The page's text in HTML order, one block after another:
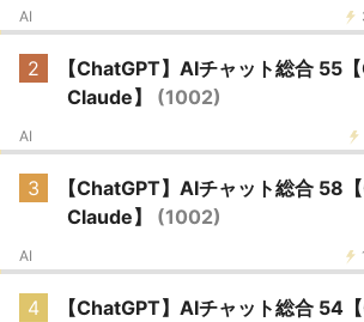
AI
2
【ChatGPT】AIチャット総合 55
Claude】 (1002)
AI
3
【ChatGPT】AIチャット総合 58
Claude】 (1002)
AI
4
【ChatGPT】AIチャット総合 54